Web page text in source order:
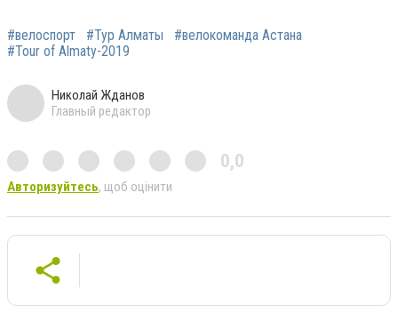
#велоспорт #Тур Алматы
#велокоманда Астана
#Tour of Almaty-2019
Николай Жданов
Главный редактор
0,0
Авторизуйтесь, щоб оцінити